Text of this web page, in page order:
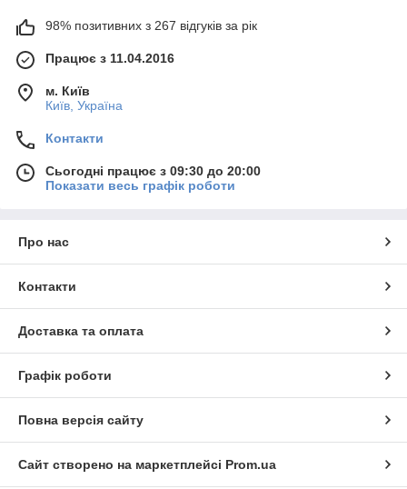
98% позитивних з 267 відгуків за рік
Працює з 11.04.2016
м. Київ
Київ, Україна
Контакти
Сьогодні працює з 09:30 до 20:00
Показати весь графік роботи
Про нас
Контакти
Доставка та оплата
Графік роботи
Повна версія сайту
Сайт створено на маркетплейсі Prom.ua